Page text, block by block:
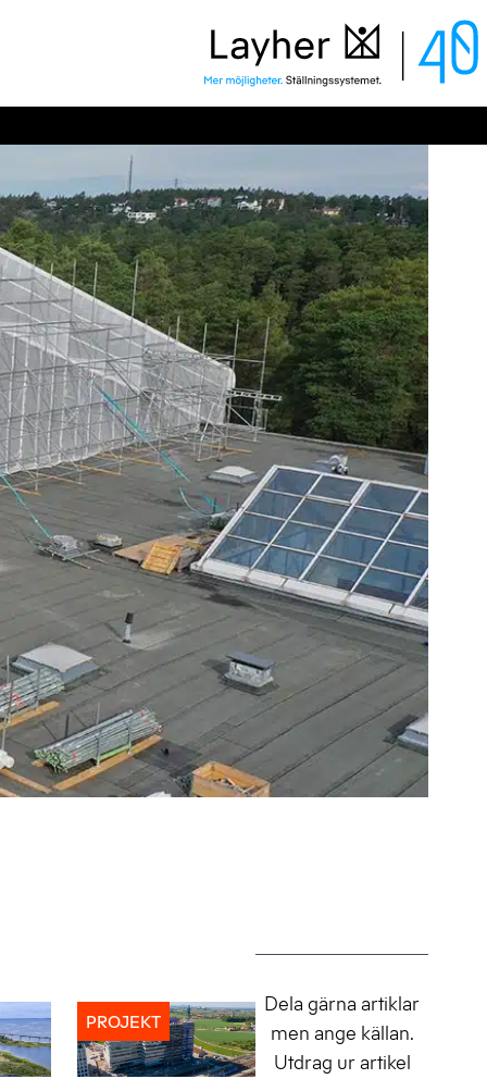
PROJEKT
Dela gärna artiklar
men ange källan.
Utdrag ur artikel